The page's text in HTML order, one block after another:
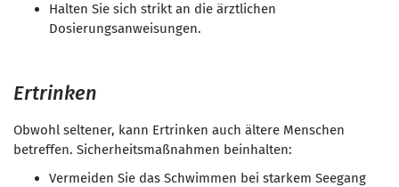
Halten Sie sich strikt an die ärztlichen
Dosierungsanweisungen.
Ertrinken
Obwohl seltener, kann Ertrinken auch ältere Menschen
betreffen. Sicherheitsmaßnahmen beinhalten:
Vermeiden Sie das Schwimmen bei starkem Seegang